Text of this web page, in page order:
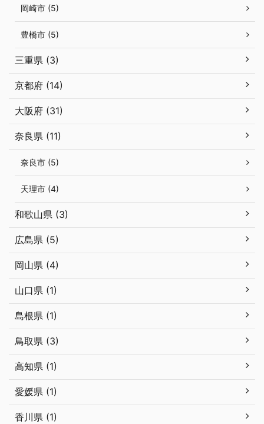
岡崎市 (5)
豊橋市 (5)
三重県 (3)
京都府 (14)
大阪府 (31)
奈良県 (11)
奈良市 (5)
天理市 (4)
和歌山県 (3)
広島県 (5)
岡山県 (4)
山口県 (1)
島根県 (1)
鳥取県 (3)
高知県 (1)
愛媛県 (1)
香川県 (1)